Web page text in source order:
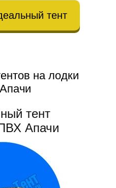
тент
на лодки
тент
Апачи